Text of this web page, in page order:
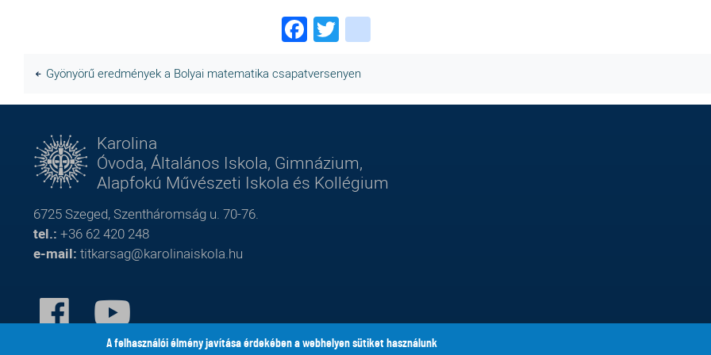
Facebook
Twitter
Gyönyörű eredmények a Bolyai matematika csapatversenyen
Karolina
Óvoda, Általános Iskola, Gimnázium,
Alapfokú Művészeti Iskola és Kollégium
6725 Szeged, Szentháromság u. 70-76.
tel.: +36 62 420 248
e-mail: titkarsag@karolinaiskola.hu
YOUTUBE
A felhasználói élmény javítása érdekében a webhelyen sütiket használunk